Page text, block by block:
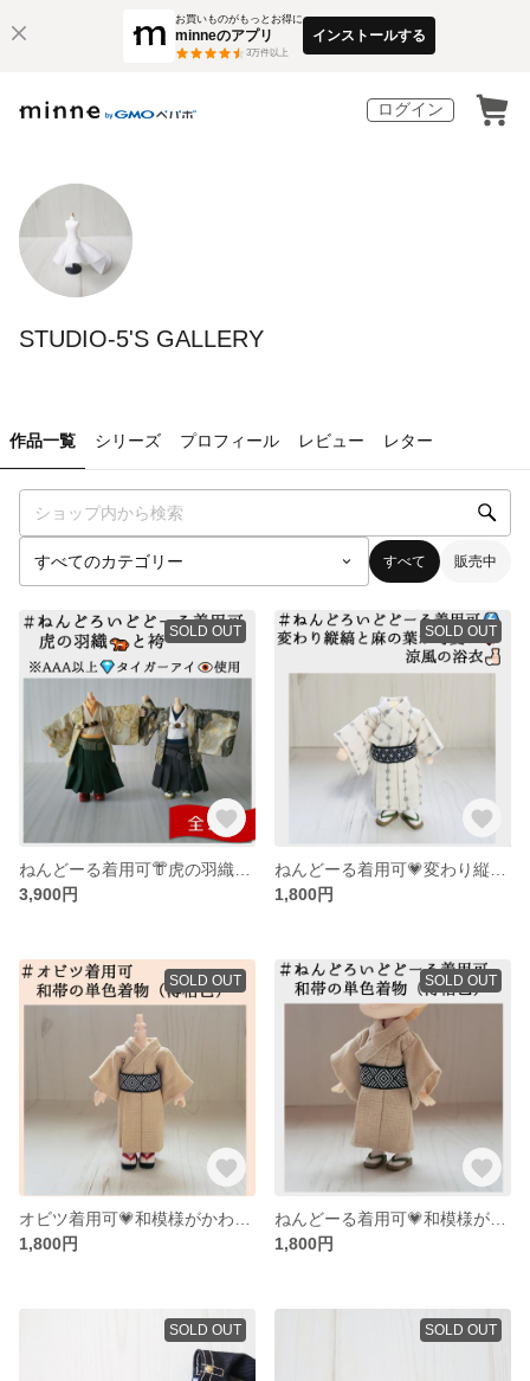
お買いものがもっとお得に
minneのアプリ
3万件以上
インストールする
ログイン
STUDIO-5'S GALLERY
作品一覧 シリーズ プロフィール レビュー レター
すべて 販売中
SOLD OUT
3,900円
SOLD OUT
1,800円
SOLD OUT
1,800円
SOLD OUT
1,800円
SOLD OUT SOLD OUT